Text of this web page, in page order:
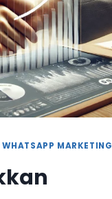
WHATSAPP MARKETING